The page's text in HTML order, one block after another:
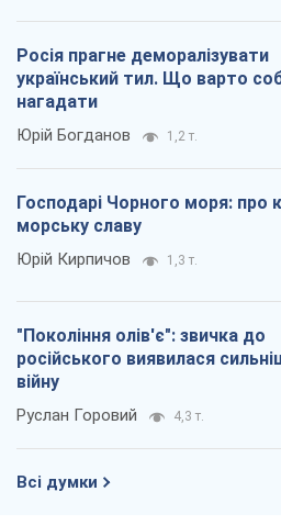
Росія прагне деморалізувати
український тил. Що варто
нагадати
Юрій Богданов 1,2 т.
Господарі Чорного моря: про
морську славу
Юрій Кирпичов 1,3 т.
"Покоління олів'є": звичка до
російського виявилася
війну
Руслан Горовий 4,3 т.
Всі думки